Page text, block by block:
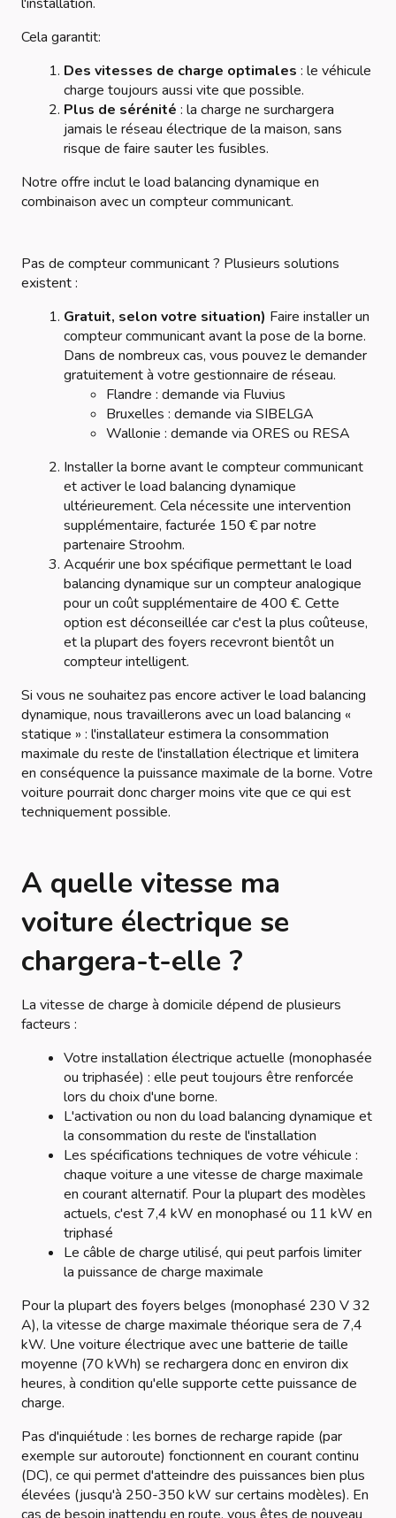
Cela garantit:
Des vitesses de charge optimales : le véhicule
charge toujours aussi vite que possible.
Plus de sérénité : la charge ne surchargera
jamais le réseau électrique de la maison, sans
risque de faire sauter les fusibles.
Notre offre inclut le load balancing dynamique en
combinaison avec un compteur communicant.
Pas de compteur communicant ? Plusieurs solutions
existent :
Gratuit, selon votre situation) Faire installer un
compteur communicant avant la pose de la borne.
Dans de nombreux cas, vous pouvez le demander
gratuitement à votre gestionnaire de réseau.
Flandre : demande via Fluvius
Bruxelles : demande via SIBELGA
Wallonie : demande via ORES ou RESA
Installer la borne avant le compteur communicant
et activer le load balancing dynamique
ultérieurement. Cela nécessite une intervention
supplémentaire, facturée 150 € par notre
partenaire Stroohm.
Acquérir une box spécifique permettant le load
balancing dynamique sur un compteur analogique
pour un coût supplémentaire de 400 €. Cette
option est déconseillée car c'est la plus coûteuse,
et la plupart des foyers recevront bientôt un
compteur intelligent.
Si vous ne souhaitez pas encore activer le load balancing
dynamique, nous travaillerons avec un load balancing «
statique » : l'installateur estimera la consommation
maximale du reste de l'installation électrique et limitera
en conséquence la puissance maximale de la borne. Votre
voiture pourrait donc charger moins vite que ce qui est
techniquement possible.
A quelle vitesse ma
voiture électrique se
chargera-t-elle ?
La vitesse de charge à domicile dépend de plusieurs
facteurs :
Votre installation électrique actuelle (monophasée
ou triphasée) : elle peut toujours être renforcée
lors du choix d'une borne.
L'activation ou non du load balancing dynamique et
la consommation du reste de l'installation
Les spécifications techniques de votre véhicule :
chaque voiture a une vitesse de charge maximale
en courant alternatif. Pour la plupart des modèles
actuels, c'est 7,4 kW en monophasé ou 11 kW en
triphasé
Le câble de charge utilisé, qui peut parfois limiter
la puissance de charge maximale
Pour la plupart des foyers belges (monophasé 230 V 32
A), la vitesse de charge maximale théorique sera de 7,4
kW. Une voiture électrique avec une batterie de taille
moyenne (70 kWh) se rechargera donc en environ dix
heures, à condition qu'elle supporte cette puissance de
charge.
Pas d'inquiétude : les bornes de recharge rapide (par
exemple sur autoroute) fonctionnent en courant continu
(DC), ce qui permet d'atteindre des puissances bien plus
élevées (jusqu'à 250-350 kW sur certains modèles). En